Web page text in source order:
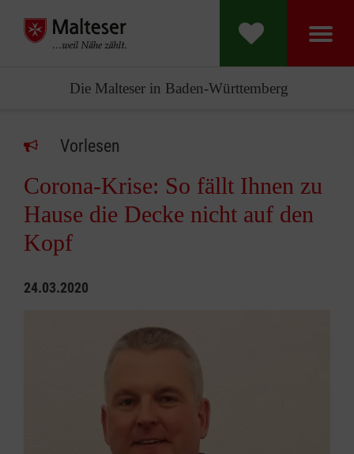
Die Malteser in Baden-Württemberg
Vorlesen
Corona-Krise: So fällt Ihnen zu
Hause die Decke nicht auf den
Kopf
24.03.2020